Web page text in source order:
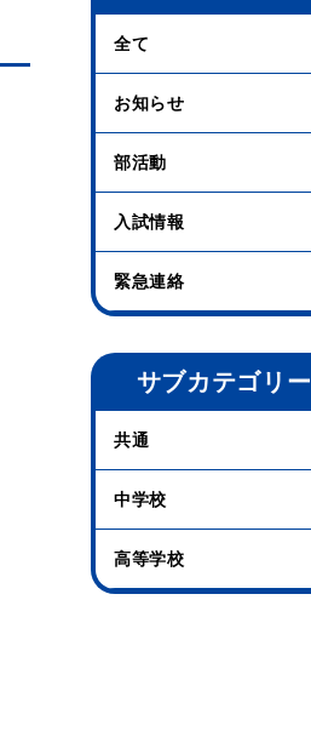
全て
お知らせ
部活動
入試情報
緊急連絡
サブカテゴリー
共通
中学校
高等学校